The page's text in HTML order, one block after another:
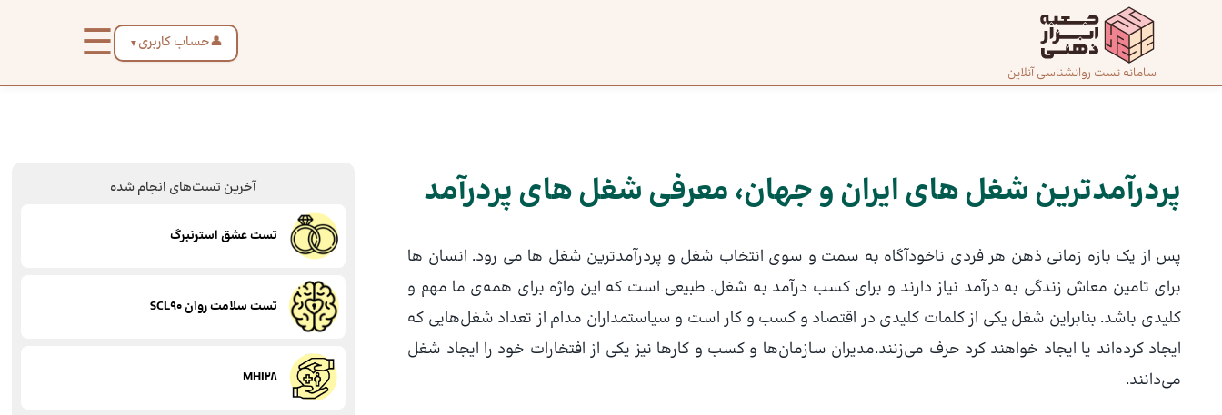
سامانه تست روانشناسی آنلاین
👤حساب کاربری ▼
☰
صفحه
ما
با ما
دسته‌بندی
تست‌ها
پردرآمدترین شغل های ایران و جهان، معرفی شغل های پردرآمد
پس از یک بازه زمانی ذهن هر فردی ناخودآگاه به سمت و سوی انتخاب شغل و پردرآمدترین شغل ها می رود. انسان‌ ها
برای تامین معاش زندگی به درآمد نیاز دارند و برای کسب درآمد به شغل. طبیعی است که این واژه برای همه‌ی ما مهم و
کلیدی باشد. بنابراین شغل یکی از کلمات کلیدی در اقتصاد و کسب و کار است و سیاستمداران مدام از تعداد شغل‌هایی که
ایجاد کرده‌اند یا ایجاد خواهند کرد حرف می‌زنند.مدیران سازمان‌ها و کسب و کارها نیز یکی از افتخارات خود را ایجاد شغل
می‌دانند.
پیمایش
آخرین تست‌های انجام شده
تست عشق استرنبرگ
تست سلامت روان SCL90
MHI28